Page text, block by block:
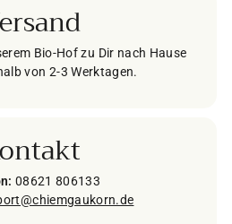
Bio-Hof zu Dir nach Hause
von 2-3 Werktagen.
08621 806133